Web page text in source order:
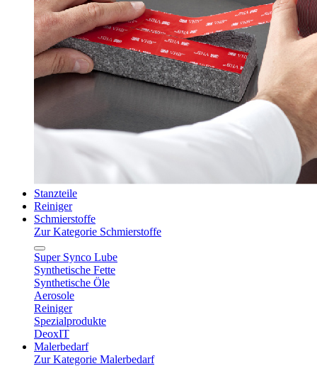
Stanzteile
Reiniger
Schmierstoffe
Zur Kategorie Schmierstoffe
Super Synco Lube
Synthetische Fette
Synthetische Öle
Aerosole
Reiniger
Spezialprodukte
DeoxIT
Malerbedarf
Zur Kategorie Malerbedarf